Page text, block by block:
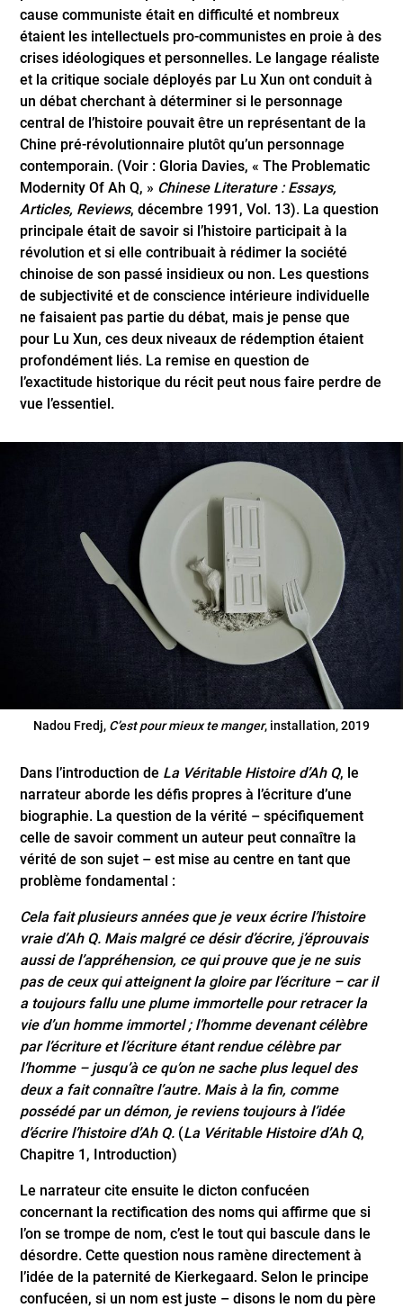
cause communiste était en difficulté et nombreux
étaient les intellectuels pro-communistes en proie à des
crises idéologiques et personnelles. Le langage réaliste
et la critique sociale déployés par Lu Xun ont conduit à
un débat cherchant à déterminer si le personnage
central de l’histoire pouvait être un représentant de la
Chine pré-révolutionnaire plutôt qu’un personnage
contemporain. (Voir : Gloria Davies, « The Problematic
Modernity Of Ah Q, » Chinese Literature : Essays,
Articles, Reviews, décembre 1991, Vol. 13). La question
principale était de savoir si l’histoire participait à la
révolution et si elle contribuait à rédimer la société
chinoise de son passé insidieux ou non. Les questions
de subjectivité et de conscience intérieure individuelle
ne faisaient pas partie du débat, mais je pense que
pour Lu Xun, ces deux niveaux de rédemption étaient
profondément liés. La remise en question de
l’exactitude historique du récit peut nous faire perdre de
vue ­l’essentiel.
Nadou Fredj, C’est pour mieux te manger, installation, 2019
Dans l’introduction de La Véritable Histoire d’Ah Q, le
narrateur aborde les défis propres à l’écriture d’une
biographie. La question de la vérité – spécifiquement
celle de savoir comment un auteur peut connaître la
vérité de son sujet – est mise au centre en tant que
problème fondamental :
Cela fait plusieurs années que je veux écrire l’histoire
vraie d’Ah Q. Mais malgré ce désir d’écrire, j’éprouvais
aussi de l’appréhension, ce qui prouve que je ne suis
pas de ceux qui atteignent la gloire par l’écriture – car il
a toujours fallu une plume immortelle pour retracer la
vie d’un homme immortel ; l’homme devenant célèbre
par l’écriture et l’écriture étant rendue célèbre par
l’homme – jusqu’à ce qu’on ne sache plus lequel des
deux a fait connaître l’autre. Mais à la fin, comme
possédé par un démon, je reviens toujours à l’idée
d’écrire l’histoire d’Ah Q. (La Véritable Histoire d’Ah Q,
Chapitre 1, Introduction)
Le narrateur cite ensuite le dicton confucéen
concernant la rectification des noms qui affirme que si
l’on se trompe de nom, c’est le tout qui bascule dans le
désordre. Cette question nous ramène directement à
l’idée de la paternité de Kierkegaard. Selon le principe
confucéen, si un nom est juste – disons le nom du père